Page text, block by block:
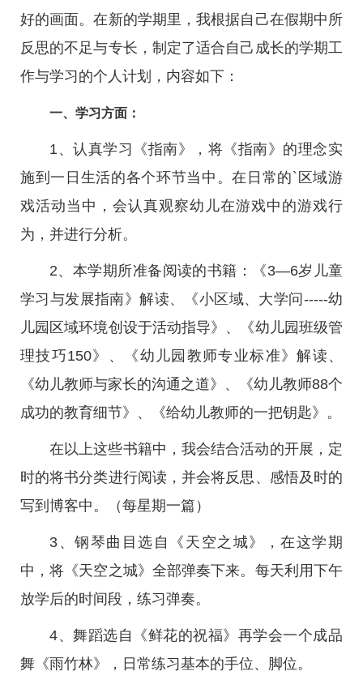
好的画面。在新的学期里，我根据自己在假期中所
反思的不足与专长，制定了适合自己成长的学期工
作与学习的个人计划，内容如下：
一、学习方面：
1、认真学习《指南》，将《指南》的理念实
施到一日生活的各个环节当中。在日常的`区域游
戏活动当中，会认真观察幼儿在游戏中的游戏行
为，并进行分析。
2、本学期所准备阅读的书籍：《3—6岁儿童
学习与发展指南》解读、《小区域、大学问-----幼
儿园区域环境创设于活动指导》、《幼儿园班级管
理技巧150》、《幼儿园教师专业标准》解读、
《幼儿教师与家长的沟通之道》、《幼儿教师88个
成功的教育细节》、《给幼儿教师的一把钥匙》。
在以上这些书籍中，我会结合活动的开展，定
时的将书分类进行阅读，并会将反思、感悟及时的
写到博客中。（每星期一篇）
3、钢琴曲目选自《天空之城》，在这学期
中，将《天空之城》全部弹奏下来。每天利用下午
放学后的时间段，练习弹奏。
4、舞蹈选自《鲜花的祝福》再学会一个成品
舞《雨竹林》，日常练习基本的手位、脚位。